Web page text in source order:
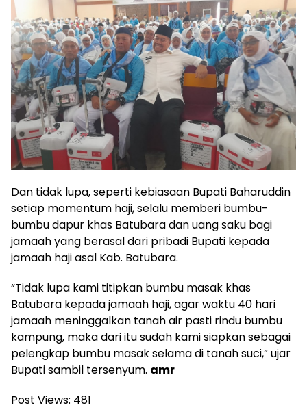
Dan tidak lupa, seperti kebiasaan Bupati Baharuddin
setiap momentum haji, selalu memberi bumbu-
bumbu dapur khas Batubara dan uang saku bagi
jamaah yang berasal dari pribadi Bupati kepada
jamaah haji asal Kab. Batubara.
“Tidak lupa kami titipkan bumbu masak khas
Batubara kepada jamaah haji, agar waktu 40 hari
jamaah meninggalkan tanah air pasti rindu bumbu
kampung, maka dari itu sudah kami siapkan sebagai
pelengkap bumbu masak selama di tanah suci,” ujar
Bupati sambil tersenyum. amr
Post Views: 481